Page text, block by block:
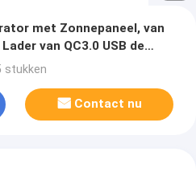
met Zonnepaneel, van
van QC3.0 USB de
stukken
Contact nu